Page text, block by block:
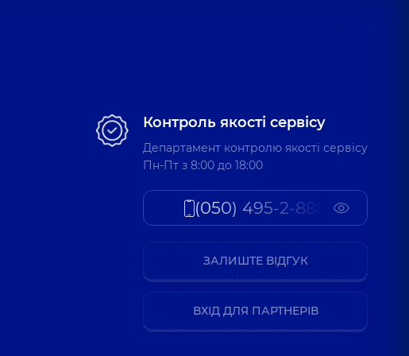
Центр «Добробут» для дорослих на Позняках
вул. Татарська, 2-Е, м. Київ Контроль якості сервісу
Департамент контролю якості сервісу
Пн-Пт з 8:00 до 18:00
(050) 495-2-888
ЗАЛИШТЕ ВІДГУК
ВХІД ДЛЯ ПАРТНЕРІВ